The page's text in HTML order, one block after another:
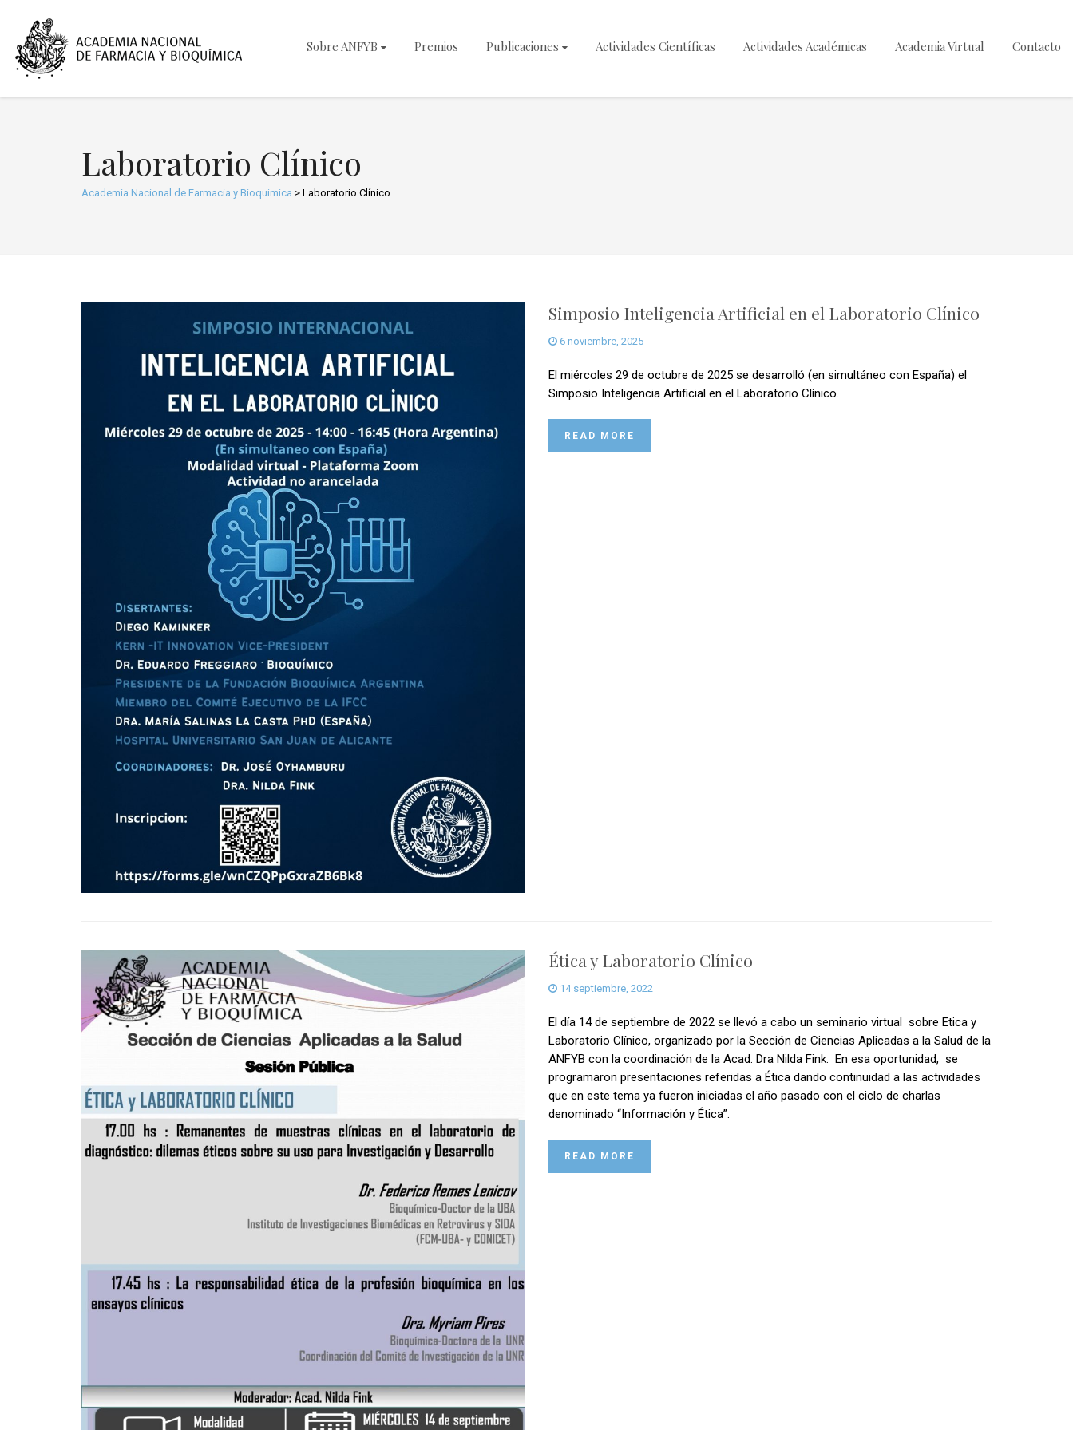
Sobre ANFYB Premios Publicaciones Actividades Científicas Actividades Académicas Academia Virtual Contacto
Laboratorio Clínico
Academia Nacional de Farmacia y Bioquimica > Laboratorio Clínico
Simposio Inteligencia Artificial en el Laboratorio Clínico
6 noviembre, 2025
El miércoles 29 de octubre de 2025 se desarrolló (en simultáneo con España) el
Simposio Inteligencia Artificial en el Laboratorio Clínico.
READ MORE
Ética y Laboratorio Clínico
14 septiembre, 2022
El día 14 de septiembre de 2022 se llevó a cabo un seminario virtual sobre Etica y
Laboratorio Clínico, organizado por la Sección de Ciencias Aplicadas a la Salud de la
ANFYB con la coordinación de la Acad. Dra Nilda Fink. En esa oportunidad, se
programaron presentaciones referidas a Ética dando continuidad a las actividades
que en este tema ya fueron iniciadas el año pasado con el ciclo de charlas
denominado “Información y Ética”.
READ MORE